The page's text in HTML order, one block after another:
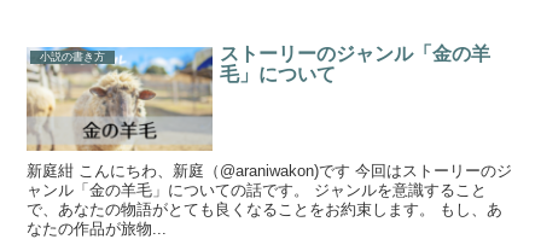
小説の書き方
ストーリーのジャンル「金の羊
毛」について
新庭紺 こんにちわ、新庭（@araniwakon)です 今回はストーリーのジ
ャンル「金の羊毛」についての話です。 ジャンルを意識すること
で、あなたの物語がとても良くなることをお約束します。 もし、あ
なたの作品が旅物...